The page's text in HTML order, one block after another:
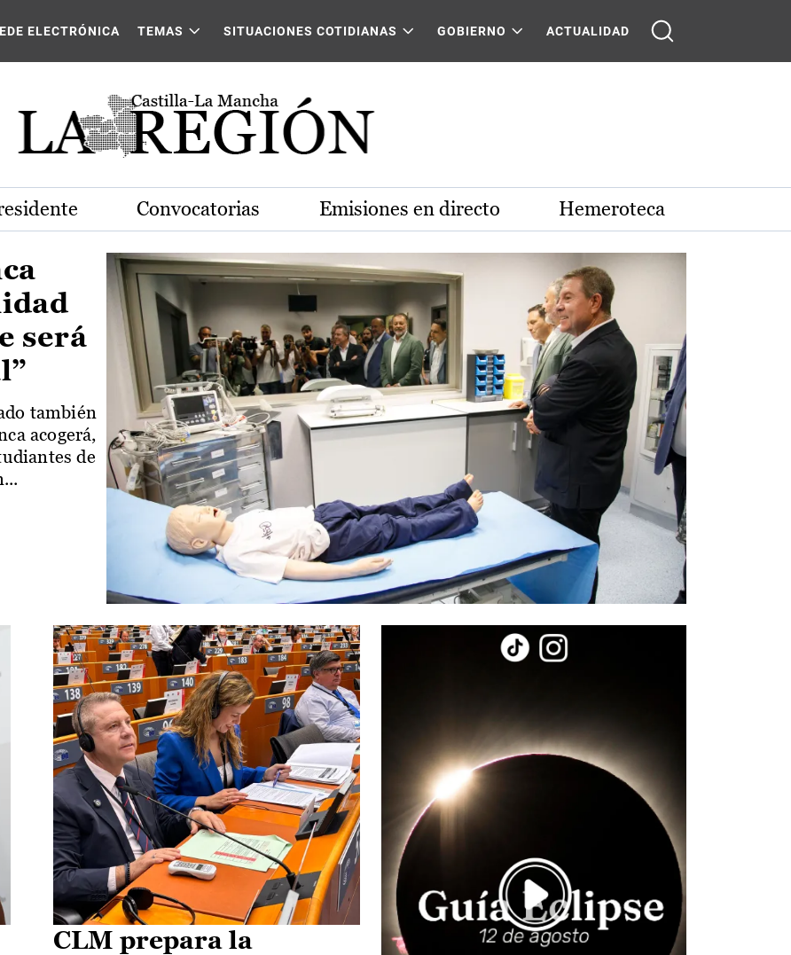
La Mancha
ELECTRÓNICA TEMAS SITUACIONES COTIDIANAS GOBIERNO ACTUALIDAD
Convocatorias Emisiones en directo Hemeroteca
será
también
acogerá,
de
CLM prepara la